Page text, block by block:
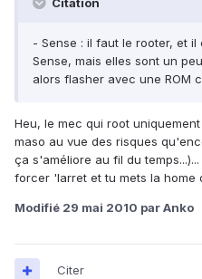
Citation
- Sense : il faut le rooter, et
Sense, mais elles sont un
alors flasher avec une ROM
Heu, le mec qui root
maso au vue des risques
ça s'améliore au fil du
forcer 'larret et tu mets la home
Modifié 29 mai 2010 par Anko
Citer